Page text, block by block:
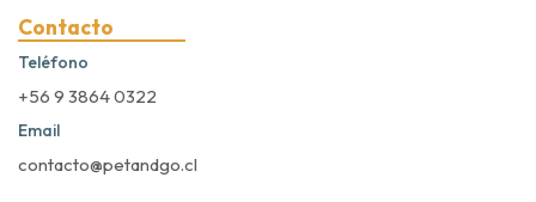
Contacto
Teléfono
+56 9 3864 0322
Email
contacto@petandgo.cl